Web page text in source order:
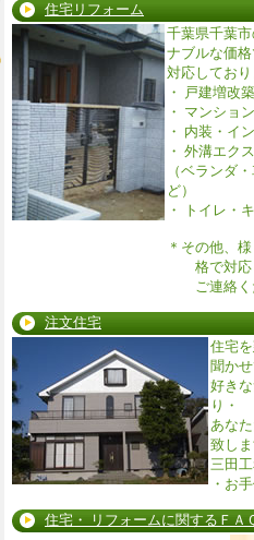
住宅リフォーム
千葉県千葉
ナブルな価
対応しており
・ 戸建増改築
・ マンショ
・ 内装・イ
・ 外溝エク
（ベランダ
ど）
・ トイレ・
＊その他、
格で対応
ご連絡く
注文住宅
住宅
聞か
好き
り・
あな
致しま
三田
・お
住宅・ リフォームに関するＦＡ